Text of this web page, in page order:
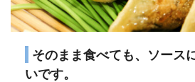
そのまま食べても、ソース
いです。